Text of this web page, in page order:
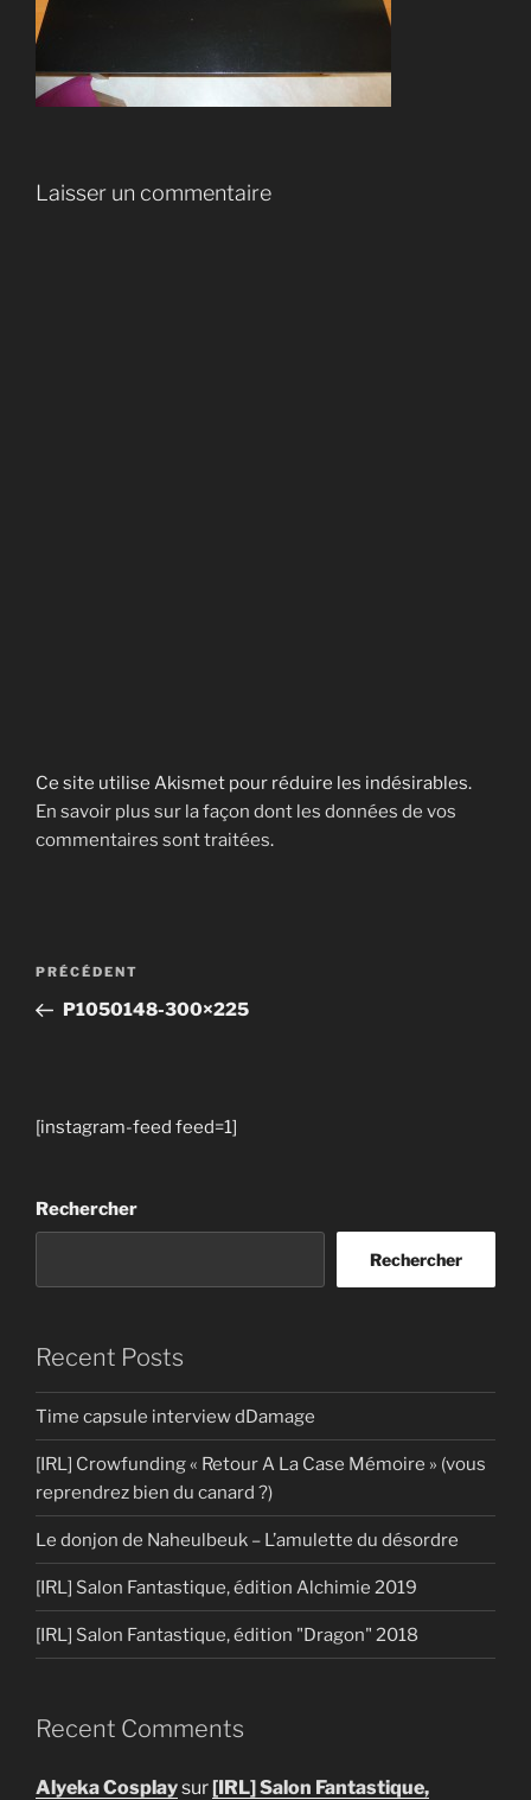
Laisser un commentaire
Ce site utilise Akismet pour réduire les indésirables.
En savoir plus sur la façon dont les données de vos
commentaires sont traitées.
Navigation
l’article
Article
précédent
PRÉCÉDENT
P1050148-300×225
[instagram-feed feed=1]
Rechercher
Rechercher
Recent Posts
Time capsule interview dDamage
[IRL] Crowfunding « Retour A La Case Mémoire » (vous
reprendrez bien du canard ?)
Le donjon de Naheulbeuk – L’amulette du désordre
[IRL] Salon Fantastique, édition Alchimie 2019
[IRL] Salon Fantastique, édition "Dragon" 2018
Recent Comments
Alyeka Cosplaysur[IRL] Salon Fantastique,